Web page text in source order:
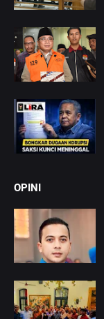
OPINI